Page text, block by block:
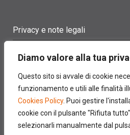
Diamo valore alla tua
Questo sito si avvale di cookie
funzionamento e utili alle finalità
Cookies Policy. Puoi gestire
cookie con il pulsante "Rifiuta
selezionarli manualmente dal
Privacy e note legali
Cookie policy
Contatti